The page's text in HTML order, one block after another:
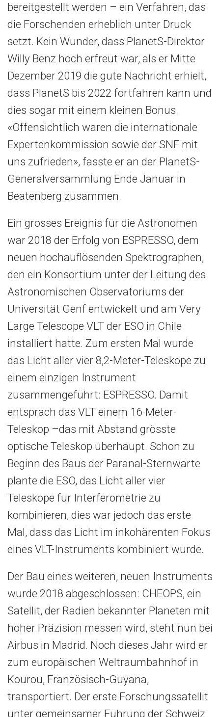
bereitgestellt werden – ein Verfahren, das
die Forschenden erheblich unter Druck
setzt. Kein Wunder, dass PlanetS-Direktor
Willy Benz hoch erfreut war, als er Mitte
Dezember 2019 die gute Nachricht erhielt,
dass PlanetS bis 2022 fortfahren kann und
dies sogar mit einem kleinen Bonus.
«Offensichtlich waren die internationale
Expertenkommission sowie der SNF mit
uns zufrieden», fasste er an der PlanetS-
Generalversammlung Ende Januar in
Beatenberg zusammen.
Ein grosses Ereignis für die Astronomen
war 2018 der Erfolg von ESPRESSO, dem
neuen hochauflösenden Spektrographen,
den ein Konsortium unter der Leitung des
Astronomischen Observatoriums der
Universität Genf entwickelt und am Very
Large Telescope VLT der ESO in Chile
installiert hatte. Zum ersten Mal wurde
das Licht aller vier 8,2-Meter-Teleskope zu
einem einzigen Instrument
zusammengeführt: ESPRESSO. Damit
entsprach das VLT einem 16-Meter-
Teleskop –das mit Abstand grösste
optische Teleskop überhaupt. Schon zu
Beginn des Baus der Paranal-Sternwarte
plante die ESO, das Licht aller vier
Teleskope für Interferometrie zu
kombinieren, dies war jedoch das erste
Mal, dass das Licht im inkohärenten Fokus
eines VLT-Instruments kombiniert wurde.
Der Bau eines weiteren, neuen Instruments
wurde 2018 abgeschlossen: CHEOPS, ein
Satellit, der Radien bekannter Planeten mit
hoher Präzision messen wird, steht nun bei
Airbus in Madrid. Noch dieses Jahr wird er
zum europäischen Weltraumbahnhof in
Kourou, Französisch-Guyana,
transportiert. Der erste Forschungssatellit
unter gemeinsamer Führung der Schweiz